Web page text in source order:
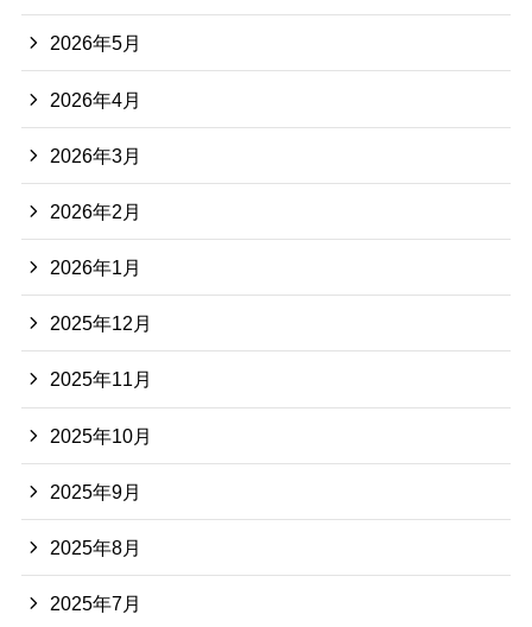
2026年5月
2026年4月
2026年3月
2026年2月
2026年1月
2025年12月
2025年11月
2025年10月
2025年9月
2025年8月
2025年7月